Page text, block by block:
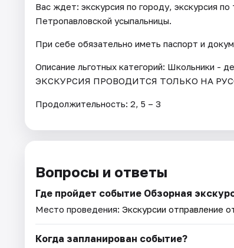
Вас ждет: экскурсия по городу, экскурсия
Петропавловской усыпальницы.
При себе обязательно иметь паспорт и
Описание льготных категорий: Школьники -
ЭКСКУРСИЯ ПРОВОДИТСЯ ТОЛЬКО НА
Продолжительность: 2, 5 – 3
Вопросы и ответы
Где пройдет событие Обзорная
Место проведения: Экскурсии отправление
Когда запланирован событие?